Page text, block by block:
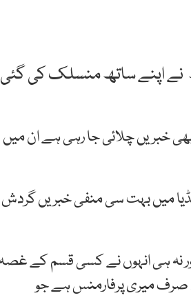
نے اپنے ساتھ منسلک کی گئی
خبریں چلائی جا رہی ہے ان میں
میں بہت سی منفی خبریں گردش
اور نہ ہی انہوں نے کسی قسم کے
صرف میری پرفارمنس ہے جو